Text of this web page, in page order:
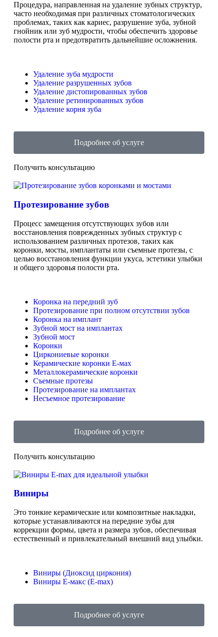
Процедура, направленная на удаление зубных структур,
часто необходимая при различных стоматологических
проблемах, таких как кариес, разрушение зуба, зубной
гнойник или зуб мудрости, чтобы обеспечить здоровье
полости рта и предотвратить дальнейшие осложнения.
Удаление зуба мудрости
Удаление разрушенных зубов
Удаление дистопированных зубов
Удаление ретинированных зубов
Удаление корня зуба
Подробнее об услуге
Получить консультацию
Протезирование зубов
Процесс замещения отсутствующих зубов или
восстановления поврежденных зубных структур с
использованием различных протезов, таких как
коронки, мосты, имплантаты или съемные протезы, с
целью восстановления функции укуса, эстетики улыбки
и общего здоровья полости рта.
Коронка на передний зуб
Протезирование при полном отсутствии зубов
Коронка на имплант
Зубной мост на имплантах
Зубной мост
Коронки
Циркониевые коронки
Керамические коронки Е-мах
Металлокерамические коронки
Съемные протезы
Протезирование на имплантах
Несъемное протезирование
Подробнее об услуге
Получить консультацию
Виниры
Это тонкие керамические или композитные накладки,
которые устанавливаются на передние зубы для
коррекции формы, цвета и размера зубов, обеспечивая
естественный и привлекательный внешний вид улыбки.
Виниры (Диоксид циркония)
Виниры Е-макс (E-max)
Подробнее об услуге